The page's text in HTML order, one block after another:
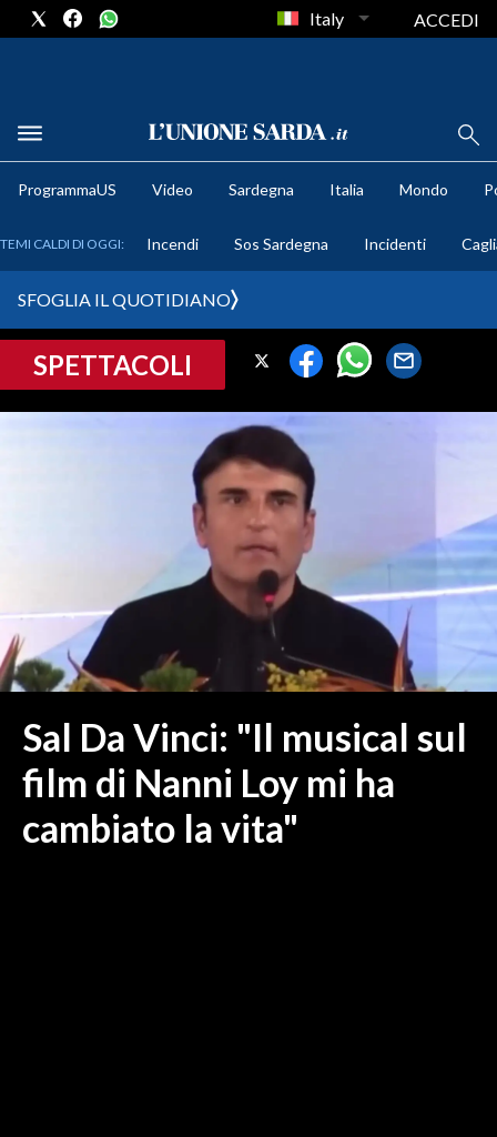
METEO
CRONACA SARDEGNA
NUORO E PROVINCIA
OGLIASTRA
ITALIA
MONDO
Italy ACCEDI
ProgrammaUS Video Sardegna Italia Mondo
TEMI CALDI DI OGGI: Incendi Sos Sardegna Incidenti
SFOGLIA IL QUOTIDIANO
SPETTACOLI
Sal Da Vinci: "Il musical sul
film di Nanni Loy mi ha
cambiato la vita"